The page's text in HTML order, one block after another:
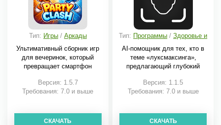
Тип: Игры/ Аркады
Ультимативный сборник игр
для вечеринок, который
превращает смартфон
Версия: 1.5.7
Требования: 7.0 и выше
СКАЧАТЬ
Тип: Программы /Здоровье и
AI-помощник для тех, кто в
теме «луксмаксинга»,
предлагающий глубокий
Версия: 1.1.5
Требования: 7.0 и выше
СКАЧАТЬ